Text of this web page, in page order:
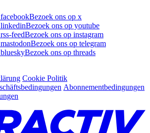
Bezoek ons op x
Bezoek ons op youtube
feedBezoek ons op instagram
Bezoek ons op telegram
Bezoek ons op threads
Cookie Politik
Abonnementbedingungen